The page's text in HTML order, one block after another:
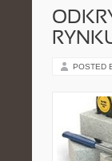
POSTED